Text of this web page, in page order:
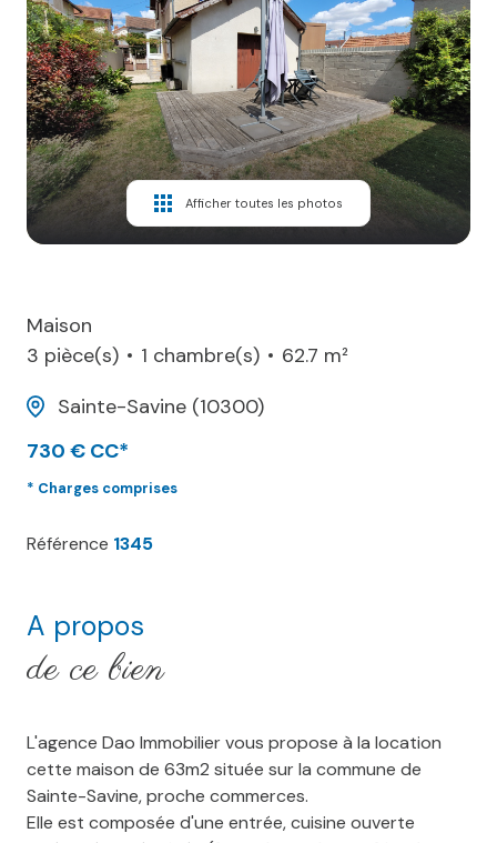
Blog
Enchères
Contactez-
Nous
Alerte
mail
Afficher toutes les photos
Maison
3 pièce(s)
1 chambre(s)
62.7 m²
Sainte-Savine (10300)
730 € CC*
* Charges comprises
Référence 1345
A propos
de ce bien
L'agence Dao Immobilier vous propose à la location
cette maison de 63m2 située sur la commune de
Sainte-Savine, proche commerces.
Elle est composée d'une entrée, cuisine ouverte